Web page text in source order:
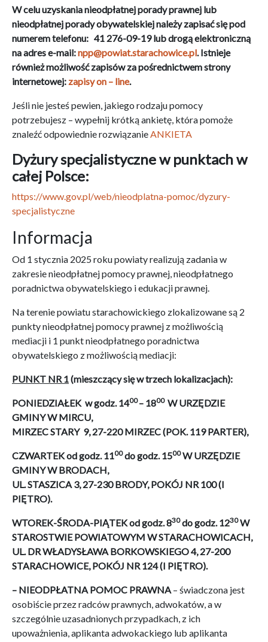
W celu uzyskania nieodpłatnej porady prawnej lub
nieodpłatnej porady obywatelskiej należy zapisać się pod
numerem telefonu: 41 276-09-19 lub drogą elektroniczną
na adres e-mail:npp@powiat.starachowice.pl. Istnieje
również możliwość zapisów za pośrednictwem strony
internetowej: zapisy on – line.
Jeśli nie jesteś pewien, jakiego rodzaju pomocy
potrzebujesz – wypełnij krótką ankietę, która pomoże
znaleźć odpowiednie rozwiązanieANKIETA
Dyżury specjalistyczne w punktach w
całej Polsce:
https://www.gov.pl/web/nieodplatna-pomoc/dyzury-
specjalistyczne
Informacja
Od 1 stycznia 2025 roku powiaty realizują zadania w
zakresie nieodpłatnej pomocy prawnej, nieodpłatnego
poradnictwa obywatelskiego i edukacji prawnej.
Na terenie powiatu starachowickiego zlokalizowane są 2
punkty nieodpłatnej pomocy prawnej z możliwością
mediacji i 1 punkt nieodpłatnego poradnictwa
obywatelskiego z możliwością mediacji:
PUNKT NR 1(mieszczący się w trzech lokalizacjach):
PONIEDZIAŁEK w godz. 1400– 1800 W URZĘDZIE
GMINY W MIRCU,
MIRZEC STARY 9, 27-220 MIRZEC (POK. 119 PARTER),
CZWARTEKod godz. 1100do godz. 1500W URZĘDZIE
GMINY W BRODACH,
UL. STASZICA 3, 27-230 BRODY, POKÓJ NR 100 (I
PIĘTRO).
WTOREK-ŚRODA-PIĄTEK od godz. 830do godz. 1230 W
STAROSTWIE POWIATOWYM W STARACHOWICACH,
UL. DR WŁADYSŁAWA BORKOWSKIEGO 4, 27-200
STARACHOWICE, POKÓJ NR 124 (I PIĘTRO).
– NIEODPŁATNA POMOC PRAWNA – świadczona jest
osobiście przez radców prawnych, adwokatów, a w
szczególnie uzasadnionych przypadkach, z ich
upoważnienia, aplikanta adwokackiego lub aplikanta